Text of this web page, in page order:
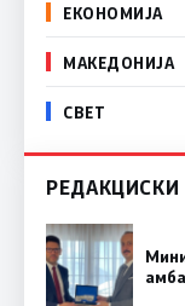
ЕКОНОМИЈА
МАКЕДОНИЈА
СВЕТ
РЕДАКЦИСКИ